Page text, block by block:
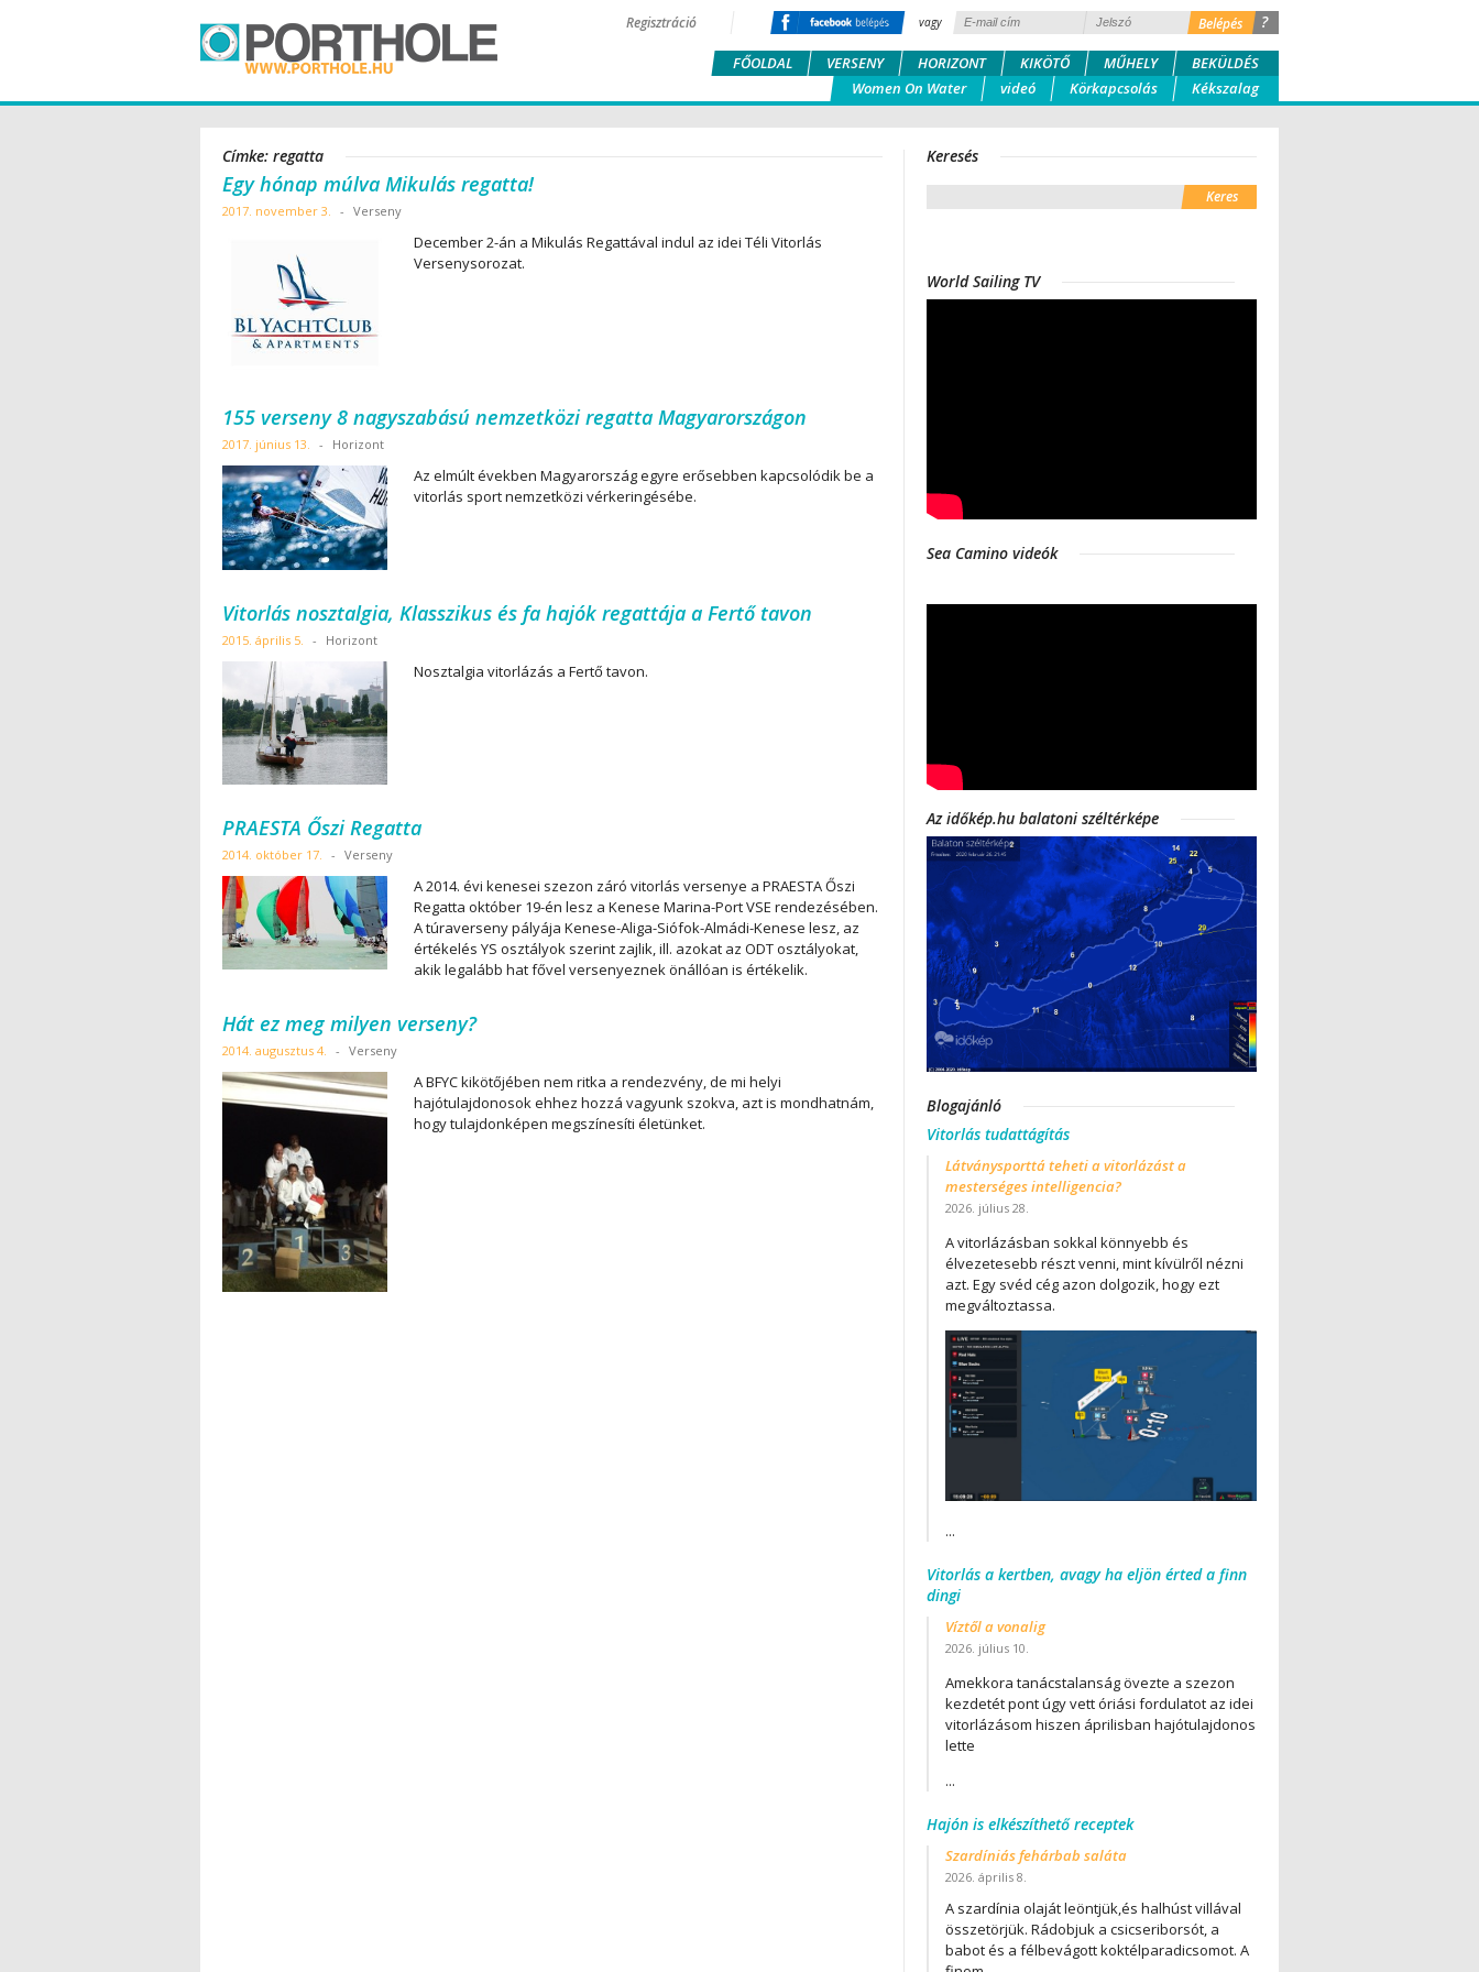
?
vagy
Regisztráció
FŐOLDAL VERSENY HORIZONT KIKÖTŐ MŰHELY
BEKÜLDÉS
Women On Water
videó Körkapcsolás Kékszalag
Címke: regatta
Egy hónap múlva Mikulás regatta!
2017. november 3. - Verseny
December 2-án a Mikulás Regattával indul az idei Téli Vitorlás
Versenysorozat.
155 verseny 8 nagyszabású nemzetközi regatta Magyarországon
2017. június 13. - Horizont
Az elmúlt években Magyarország egyre erősebben kapcsolódik be a
vitorlás sport nemzetközi vérkeringésébe.
Vitorlás nosztalgia, Klasszikus és fa hajók regattája a Fertő tavon
2015. április 5. - Horizont
Nosztalgia vitorlázás a Fertő tavon.
PRAESTA Őszi Regatta
2014. október 17. - Verseny
A 2014. évi kenesei szezon záró vitorlás versenye a PRAESTA Őszi
Regatta október 19-én lesz a Kenese Marina-Port VSE rendezésében.
A túraverseny pályája Kenese-Aliga-Siófok-Almádi-Kenese lesz, az
értékelés YS osztályok szerint zajlik, ill. azokat az ODT osztályokat,
akik legalább hat fővel versenyeznek önállóan is értékelik.
Hát ez meg milyen verseny?
2014. augusztus 4. - Verseny
A BFYC kikötőjében nem ritka a rendezvény, de mi helyi
hajótulajdonosok ehhez hozzá vagyunk szokva, azt is mondhatnám,
hogy tulajdonképen megszínesíti életünket.
Keresés
World Sailing TV
Sea Camino videók
Az időkép.hu balatoni széltérképe
Blogajánló
Vitorlás tudattágítás
Látványsporttá teheti a vitorlázást a
mesterséges intelligencia?
2026. július 28.
A vitorlázásban sokkal könnyebb és
élvezetesebb részt venni, mint kívülről nézni
azt. Egy svéd cég azon dolgozik, hogy ezt
megváltoztassa.
...
Vitorlás a kertben, avagy ha eljön érted a finn
dingi
Víztől a vonalig
2026. július 10.
Amekkora tanácstalanság övezte a szezon
kezdetét pont úgy vett óriási fordulatot az idei
vitorlázásom hiszen áprilisban hajótulajdonos
lette
...
Hajón is elkészíthető receptek
Szardíniás fehárbab saláta
2026. április 8.
A szardínia olaját leöntjük,és halhúst villával
összetörjük. Rádobjuk a csicseriborsót, a
babot és a félbevágott koktélparadicsomot. A